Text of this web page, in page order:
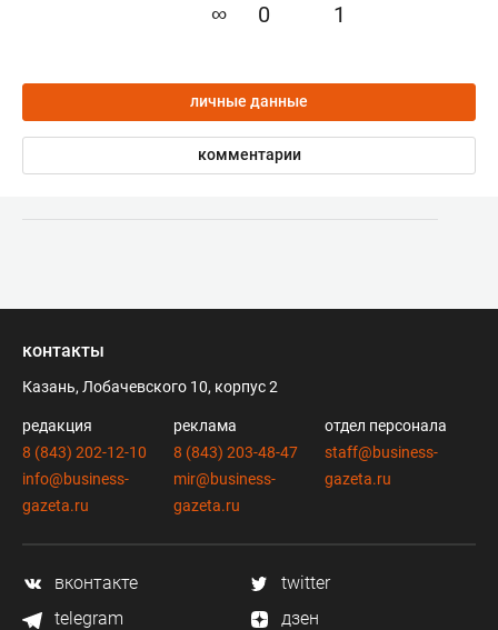
∞ 0 1
личные данные
комментарии
контакты
Казань, Лобачевского 10, корпус 2
редакция
8 (843) 202-12-10
info@business-
gazeta.ru
реклама
8 (843) 203-48-47
mir@business-
gazeta.ru
отдел персонала
staff@business-
gazeta.ru
вконтакте
twitter
telegram
дзен